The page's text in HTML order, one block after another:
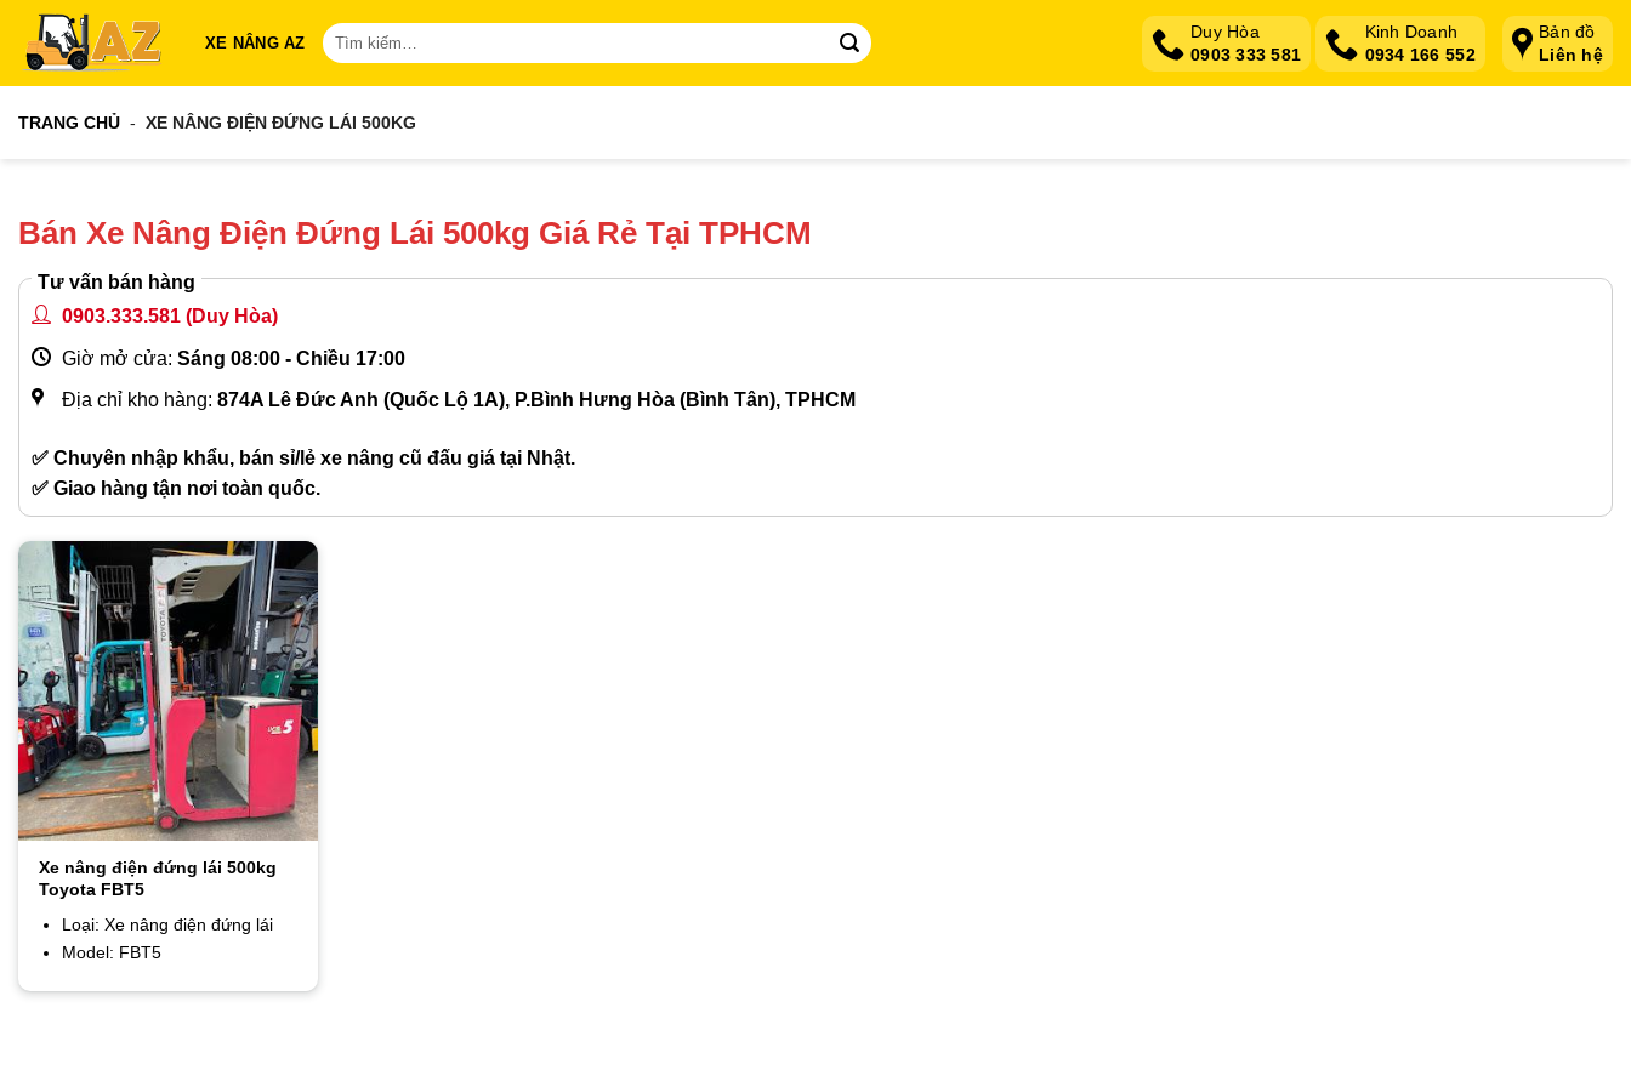
qua
nội
XE NÂNG AZ
Tìm
kiếm:
Duy Hòa
0903 333 581
Kinh Doanh
0934 166 552
Bản đồ
Liên hệ
TRANG CHỦ - XE NÂNG ĐIỆN ĐỨNG LÁI 500KG
Bán Xe Nâng Điện Đứng Lái 500kg Giá Rẻ Tại TPHCM
Tư vấn bán hàng
0903.333.581 (Duy Hòa)
Giờ mở cửa: Sáng 08:00 - Chiều 17:00
Địa chỉ kho hàng: 874A Lê Đức Anh (Quốc Lộ 1A), P.Bình Hưng Hòa (Bình Tân), TPHCM
✅ Chuyên nhập khẩu, bán sỉ/lẻ xe nâng cũ đấu giá tại Nhật.
✅ Giao hàng tận nơi toàn quốc.
Xe nâng điện đứng lái 500kg
Toyota FBT5
Loại: Xe nâng điện đứng lái
Model: FBT5